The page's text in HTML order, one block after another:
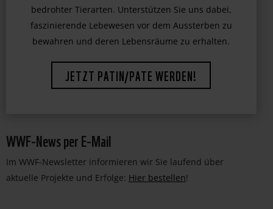
bedrohter Tierarten. Unterstützen Sie uns dabei,
faszinierende Lebewesen vor dem Aussterben zu
bewahren und deren Lebensräume zu erhalten.
JETZT PATIN/PATE WERDEN!
WWF-News per E-Mail
Im WWF-Newsletter informieren wir Sie laufend über
aktuelle Projekte und Erfolge: Hier bestellen!